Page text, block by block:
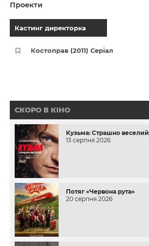
Проекти
Кастинг директорка
Костоправ (2011) Серіал
СКОРО В КІНО
Кузьма: Страшно веселий
13 серпня 2026
Потяг «Червона рута»
20 серпня 2026